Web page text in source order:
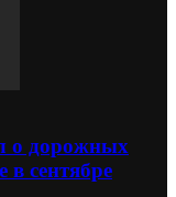
о дорожных
в сентябре